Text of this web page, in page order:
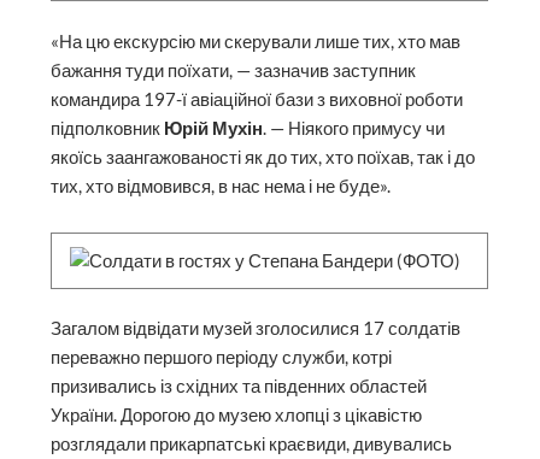
«На цю екскурсію ми скерували лише тих, хто мав
бажання туди поїхати, — зазначив заступник
командира 197-ї авіаційної бази з виховної роботи
підполковник Юрій Мухін. — Ніякого примусу чи
якоїсь заангажованості як до тих, хто поїхав, так і до
тих, хто відмовився, в нас нема і не буде».
Загалом відвідати музей зголосилися 17 солдатів
переважно першого періоду служби, котрі
призивались із східних та південних областей
України. Дорогою до музею хлопці з цікавістю
розглядали прикарпатські краєвиди, дивувались